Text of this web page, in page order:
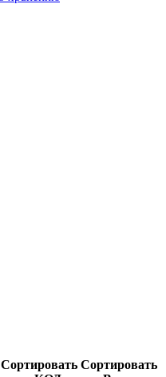
Сортировать Сортировать